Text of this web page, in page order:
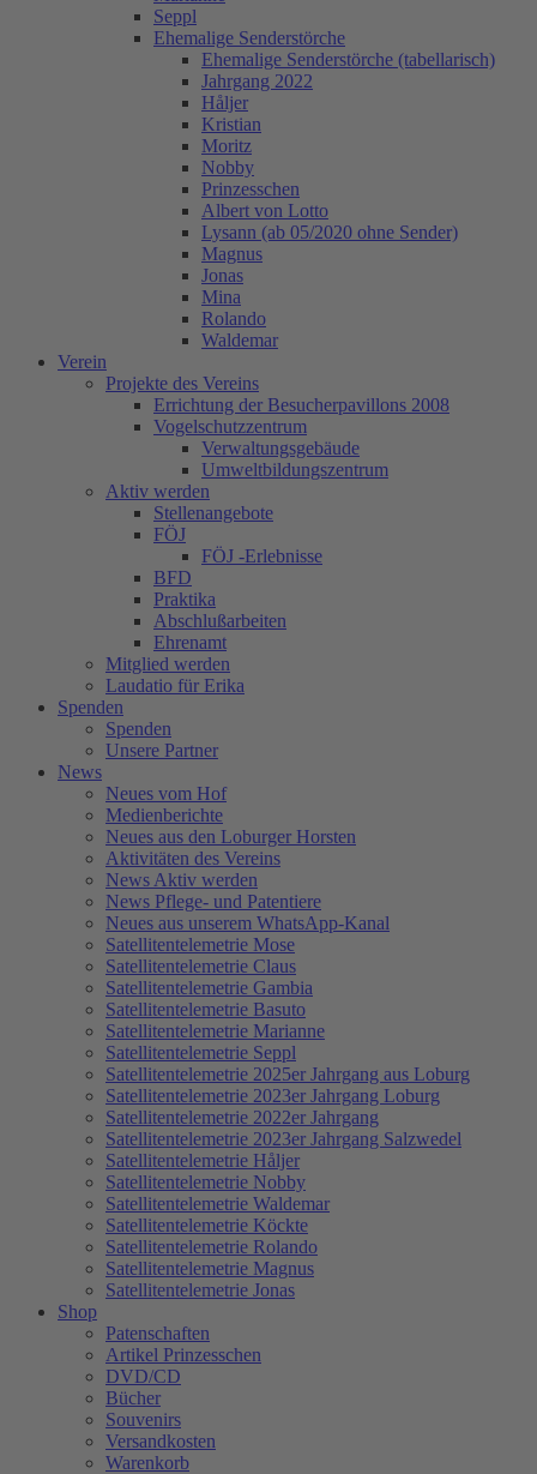
Seppl
Ehemalige Senderstörche
Ehemalige Senderstörche (tabellarisch)
Jahrgang 2022
Håljer
Kristian
Moritz
Nobby
Prinzesschen
Albert von Lotto
Lysann (ab 05/2020 ohne Sender)
Magnus
Jonas
Mina
Rolando
Waldemar
Verein
Projekte des Vereins
Errichtung der Besucherpavillons 2008
Vogelschutzzentrum
Verwaltungsgebäude
Umweltbildungszentrum
Aktiv werden
Stellenangebote
FÖJ
FÖJ -Erlebnisse
BFD
Praktika
Abschlußarbeiten
Ehrenamt
Mitglied werden
Laudatio für Erika
Spenden
Spenden
Unsere Partner
News
Neues vom Hof
Medienberichte
Neues aus den Loburger Horsten
Aktivitäten des Vereins
News Aktiv werden
News Pflege- und Patentiere
Neues aus unserem WhatsApp-Kanal
Satellitentelemetrie Mose
Satellitentelemetrie Claus
Satellitentelemetrie Gambia
Satellitentelemetrie Basuto
Satellitentelemetrie Marianne
Satellitentelemetrie Seppl
Satellitentelemetrie 2025er Jahrgang aus Loburg
Satellitentelemetrie 2023er Jahrgang Loburg
Satellitentelemetrie 2022er Jahrgang
Satellitentelemetrie 2023er Jahrgang Salzwedel
Satellitentelemetrie Håljer
Satellitentelemetrie Nobby
Satellitentelemetrie Waldemar
Satellitentelemetrie Köckte
Satellitentelemetrie Rolando
Satellitentelemetrie Magnus
Satellitentelemetrie Jonas
Shop
Patenschaften
Artikel Prinzesschen
DVD/CD
Bücher
Souvenirs
Versandkosten
Warenkorb